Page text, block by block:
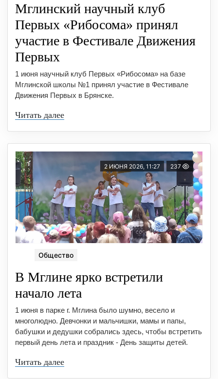
Мглинский научный клуб
Первых «Рибосома» принял
участие в Фестивале Движения
Первых
1 июня научный клуб Первых «Рибосома» на базе
Мглинской школы №1 принял участие в Фестивале
Движения Первых в Брянске.
Читать далее
2 ИЮНЯ 2026, 11:27 237
Общество
В Мглине ярко встретили
начало лета
1 июня в парке г. Мглина было шумно, весело и
многолюдно. Девчонки и мальчишки, мамы и папы,
бабушки и дедушки собрались здесь, чтобы встретить
первый день лета и праздник - День защиты детей.
Читать далее